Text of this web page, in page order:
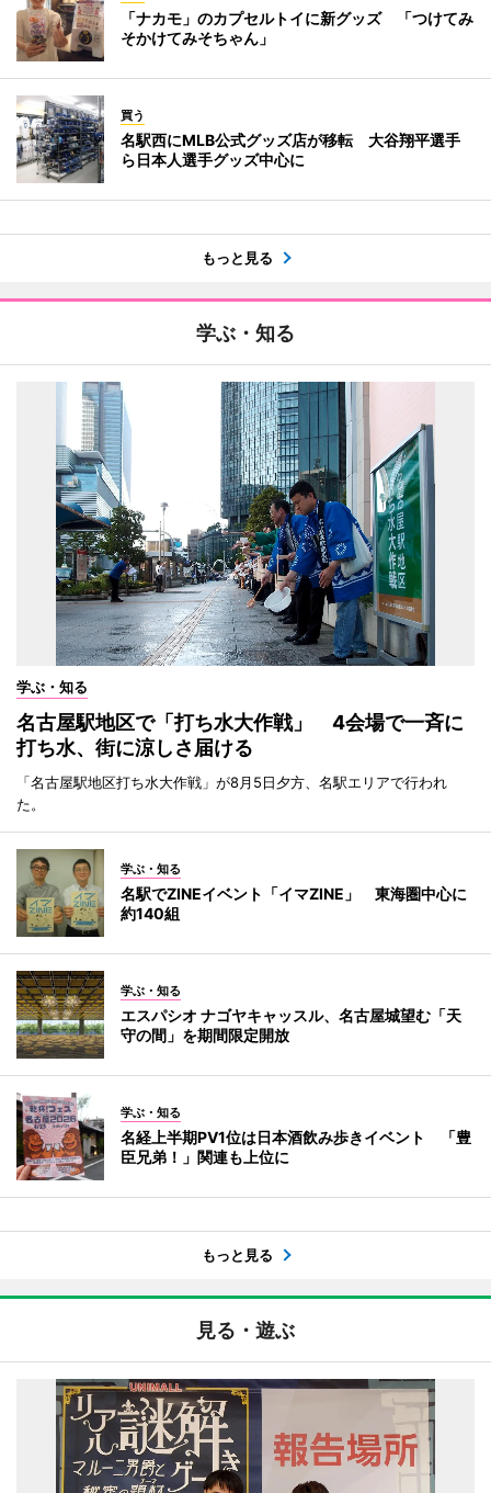
「ナカモ」のカプセルトイに新グッズ 「つけてみ
そかけてみそちゃん」
買う
名駅西にMLB公式グッズ店が移転 大谷翔平選手
ら日本人選手グッズ中心に
もっと見る
学ぶ・知る
学ぶ・知る
名古屋駅地区で「打ち水大作戦」 4会場で一斉に
打ち水、街に涼しさ届ける
「名古屋駅地区打ち水大作戦」が8月5日夕方、名駅エリアで行われ
た。
学ぶ・知る
名駅でZINEイベント「イマZINE」 東海圏中心に
約140組
学ぶ・知る
エスパシオ ナゴヤキャッスル、名古屋城望む「天
守の間」を期間限定開放
学ぶ・知る
名経上半期PV1位は日本酒飲み歩きイベント 「豊
臣兄弟！」関連も上位に
もっと見る
見る・遊ぶ